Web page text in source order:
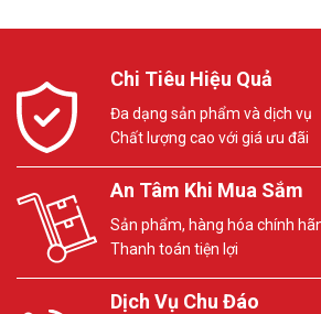
Chi Tiêu Hiệu Quả
Đa dạng sản phẩm và dịch vụ
Chất lượng cao với giá ưu đãi
An Tâm Khi Mua Sắm
Sản phẩm, hàng hóa chính
Thanh toán tiện lợi
Dịch Vụ Chu Đáo